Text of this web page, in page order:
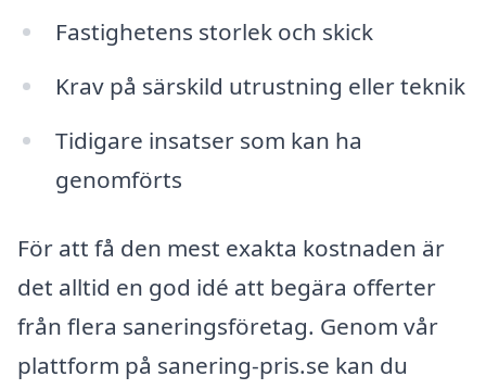
Fastighetens storlek och skick
Krav på särskild utrustning eller teknik
Tidigare insatser som kan ha
genomförts
För att få den mest exakta kostnaden är
det alltid en god idé att begära offerter
från flera saneringsföretag. Genom vår
plattform på sanering-pris.se kan du